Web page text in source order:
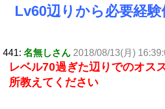
Lv60辺りから必要経
441: 名無しさん 2018/08/13(月)
レベル70過ぎた辺りでのオス
所教えてください